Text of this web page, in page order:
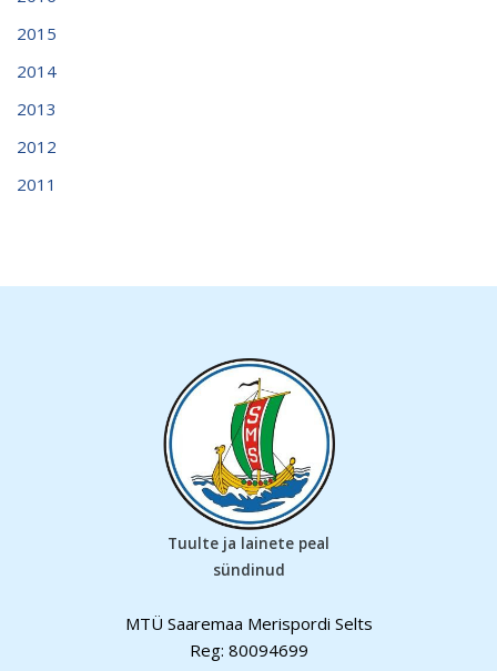
2015
2014
2013
2012
2011
Tuulte ja lainete peal
sündinud
MTÜ Saaremaa Merispordi Selts
Reg: 80094699